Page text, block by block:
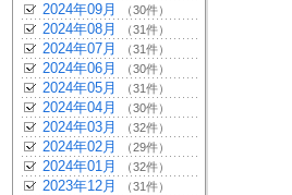
2024年09月 （30件）
2024年08月 （31件）
2024年07月 （31件）
2024年06月 （30件）
2024年05月 （31件）
2024年04月 （30件）
2024年03月 （32件）
2024年02月 （29件）
2024年01月 （32件）
2023年12月 （31件）